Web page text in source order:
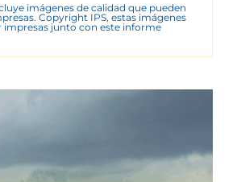
imágenes de calidad que pueden
Copyright IPS, estas imágenes
impresas junto con este informe